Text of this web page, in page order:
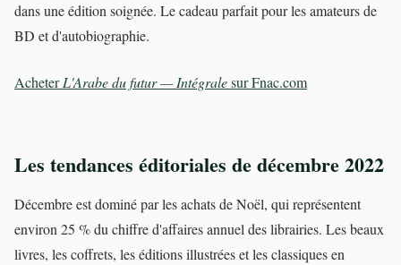
dans une édition soignée. Le cadeau parfait pour les amateurs de
BD et d'autobiographie.
AcheterL'Arabe du futur — Intégralesur Fnac.com
Les tendances éditoriales de décembre 2022
Décembre est dominé par les achats de Noël, qui représentent
environ 25 % du chiffre d'affaires annuel des librairies. Les beaux
livres, les coffrets, les éditions illustrées et les classiques en